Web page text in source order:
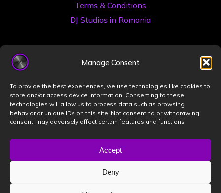
Manage Consent
To provide the best experiences, we use technologies like cookies to
store and/or access device information. Consenting to these
technologies will allow us to process data such as browsing
behavior or unique IDs on this site. Not consenting or withdrawing
consent, may adversely affect certain features and functions.
Accept
Deny
Terms & Conditions
DJ Studios in Romania
©2026 Book a DJ Studio
Designed by